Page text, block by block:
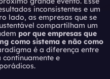
inconsistentes e um
lado, as empresas que se
compartilham um
por que empresas que
como sistema e não como
é a diferença entre
e